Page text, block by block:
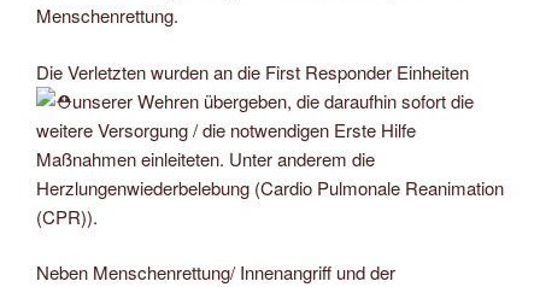
Menschenrettung.
Die Verletzten wurden an die First Responder Einheiten
unserer Wehren übergeben, die daraufhin sofort die
weitere Versorgung / die notwendigen Erste Hilfe
Maßnahmen einleiteten. Unter anderem die
Herzlungenwiederbelebung (Cardio Pulmonale Reanimation
(CPR)).
Neben Menschenrettung/ Innenangriff und der